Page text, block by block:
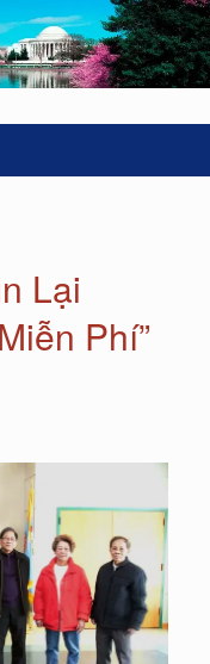
Lại
Phí”